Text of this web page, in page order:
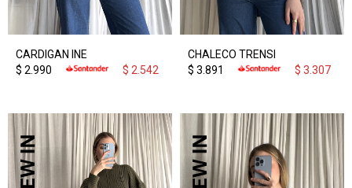
CARDIGAN INE
$ 2.990 $ 2.542
CHALECO TRENSI
$ 3.891 $ 3.307